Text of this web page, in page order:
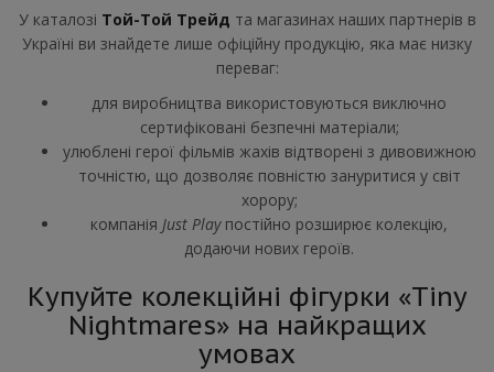
У каталозі Той-Той Трейд та магазинах наших партнерів в
Україні ви знайдете лише офіційну продукцію, яка має низку
переваг:
для виробництва використовуються виключно
сертифіковані безпечні матеріали;
улюблені герої фільмів жахів відтворені з дивовижною
точністю, що дозволяє повністю зануритися у світ
хорору;
компанія Just Playпостійно розширює колекцію,
додаючи нових героїв.
Купуйте колекційні фігурки «Tiny
Nightmares» на найкращих
умовах